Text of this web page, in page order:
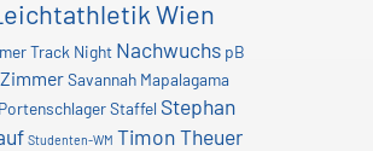
Wien
Track Night Nachwuchs pB
Savannah Mapalagama
Staffel Stephan
Studenten-WM Timon Theuer